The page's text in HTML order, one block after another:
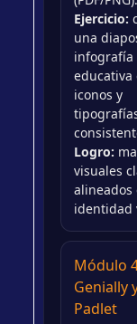
Ejercicio:
una
infografía
educativa
iconos y
Logro:
visuales
alineados
identidad
Módulo
Genially
Padlet